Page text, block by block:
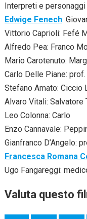
Interpreti e personaggi
Edwige Fenech:
Vittorio Caprioli: Fefé
Alfredo Pea: Franco
Mario Carotenuto:
Carlo Delle Piane: prof.
Stefano Amato: Ciccio
Alvaro Vitali: Salvatore
Leo Colonna: Carlo
Enzo Cannavale:
Gianfranco D’Angelo:
Francesca Romana
Ugo Fangareggi:
Valuta questo